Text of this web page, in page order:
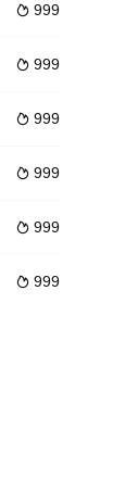
及其义弟周亮被杀
丹尼·戴尔饰）——
 999
 999
 999
 999
 999
 999